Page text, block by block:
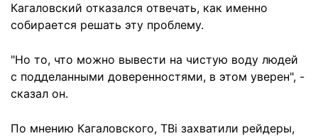
Кагаловский отказался отвечать, как именно
собирается решать эту проблему.
"Но то, что можно вывести на чистую воду людей
с подделанными доверенностями, в этом уверен", -
сказал он.
По мнению Кагаловского, TBi захватили рейдеры,